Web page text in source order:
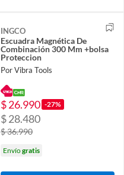
INGCO
Escuadra Magnética De
Combinación 300 Mm +bolsa
Proteccion
Por Vibra Tools
$ 26.990 -27%
$ 28.480
$ 36.990
Envíogratis